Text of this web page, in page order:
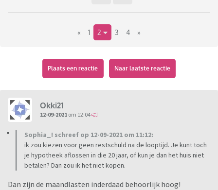
een groter huis, al wonen we nu ook niet klein. En daarnaast
de ligging: stuk rustiger! En een prachtige tuin waar we echt
de ruimte zouden hebben voor kippen.
Maar, is kopen nu wel slim? We hebben natuurlijk overwaarde
maar het nieuwe huis kopen betekent wel hogere
maandlasten én een groter bedrag over aan hypotheek na
wel zekerheid over de rente voor 20 jaar terwijl die van ons
over 8 jaar afloopt..
Wat is wijsheid? Waar kozen jullie voor? Nu het huis kopen
wat je zo mooi vindt en dat qua maandlasten te betalen is of
kiezen voor lagere maandlasten, minder restschuld na de
looptijd?
« 1 2 3 4 »
Plaats een reactie Naar laatste reactie
Okki21
12-09-2021 om 12:04
Sophia_! schreef op 12-09-2021 om 11:12:
ik zou kiezen voor geen restschuld na de looptijd. Je kunt toch
je hypotheek aflossen in die 20 jaar, of kun je dan het huis niet
betalen? Dan zou ik het niet kopen.
Dan zijn de maandlasten inderdaad behoorlijk hoog!